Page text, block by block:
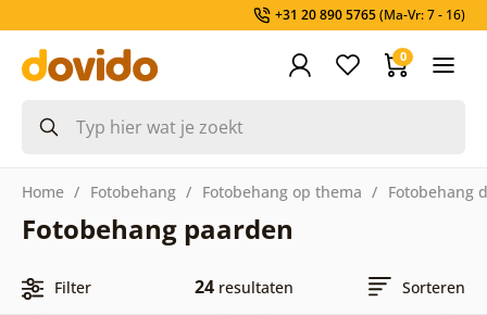
+31 20 890 5765(Ma-Vr: 7 - 16)
0
Home Fotobehang Fotobehang op thema Fotobehang
Fotobehang paarden
Filter 24resultaten Sorteren